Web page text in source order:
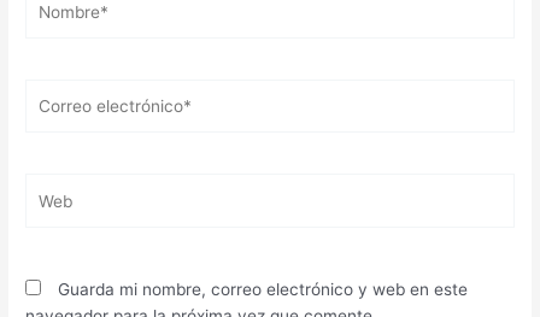
electrónico*
Guarda mi nombre, correo electrónico y web en este